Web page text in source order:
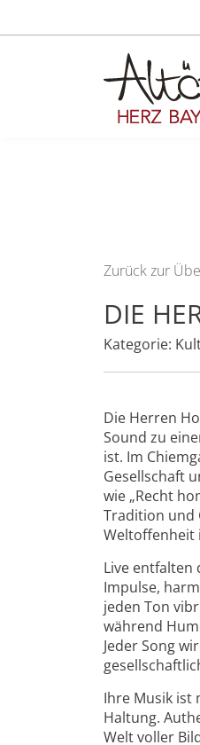
Zurück zur
DIE
Kategorie:
Die Herren
Sound zu
ist. Im
Gesellschaft
wie „Recht
Tradition und
Weltoffenheit
Live entfalten
Impulse,
jeden Ton
während
Jeder Song
Ihre Musik ist
Haltung.
Welt voller